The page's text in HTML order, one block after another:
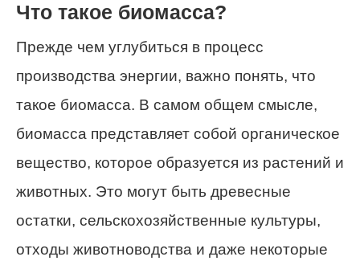
Что такое биомасса?
Прежде чем углубиться в процесс
производства энергии, важно понять, что
такое биомасса. В самом общем смысле,
биомасса представляет собой органическое
вещество, которое образуется из растений и
животных. Это могут быть древесные
остатки, сельскохозяйственные культуры,
отходы животноводства и даже некоторые